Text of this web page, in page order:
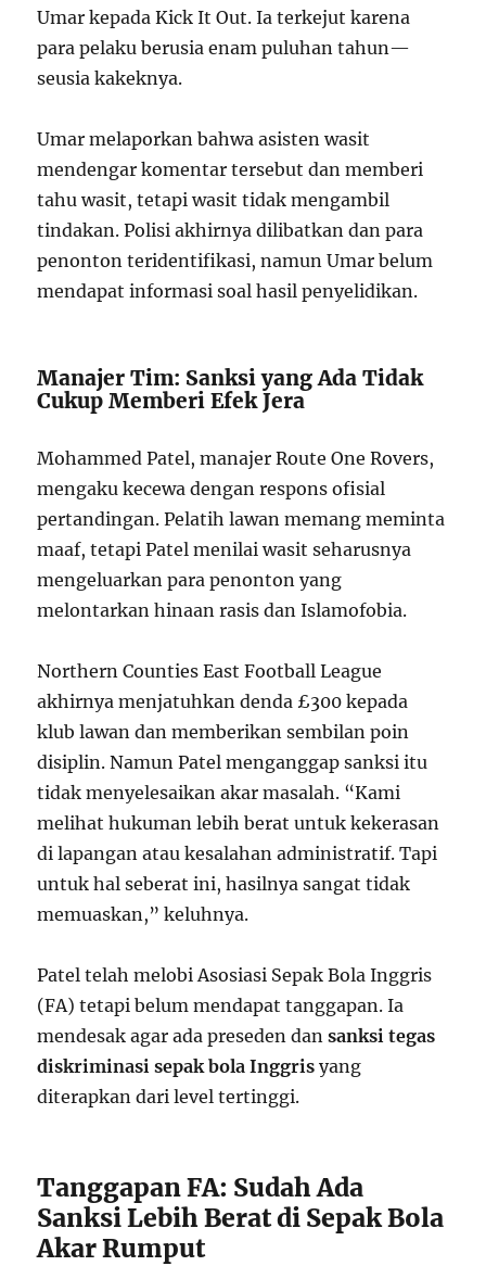
Umar kepada Kick It Out. Ia terkejut karena
para pelaku berusia enam puluhan tahun—
seusia kakeknya.
Umar melaporkan bahwa asisten wasit
mendengar komentar tersebut dan memberi
tahu wasit, tetapi wasit tidak mengambil
tindakan. Polisi akhirnya dilibatkan dan para
penonton teridentifikasi, namun Umar belum
mendapat informasi soal hasil penyelidikan.
Manajer Tim: Sanksi yang Ada Tidak
Cukup Memberi Efek Jera
Mohammed Patel, manajer Route One Rovers,
mengaku kecewa dengan respons ofisial
pertandingan. Pelatih lawan memang meminta
maaf, tetapi Patel menilai wasit seharusnya
mengeluarkan para penonton yang
melontarkan hinaan rasis dan Islamofobia.
Northern Counties East Football League
akhirnya menjatuhkan denda £300 kepada
klub lawan dan memberikan sembilan poin
disiplin. Namun Patel menganggap sanksi itu
tidak menyelesaikan akar masalah. “Kami
melihat hukuman lebih berat untuk kekerasan
di lapangan atau kesalahan administratif. Tapi
untuk hal seberat ini, hasilnya sangat tidak
memuaskan,” keluhnya.
Patel telah melobi Asosiasi Sepak Bola Inggris
(FA) tetapi belum mendapat tanggapan. Ia
mendesak agar ada preseden dansanksi tegas
diskriminasi sepak bola Inggris yang
diterapkan dari level tertinggi.
Tanggapan FA: Sudah Ada
Sanksi Lebih Berat di Sepak Bola
Akar Rumput